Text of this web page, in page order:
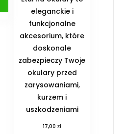
eleganckie i
funkcjonalne
akcesorium, które
doskonale
zabezpieczy Twoje
okulary przed
zarysowaniami,
kurzem i
uszkodzeniami
17,00zł